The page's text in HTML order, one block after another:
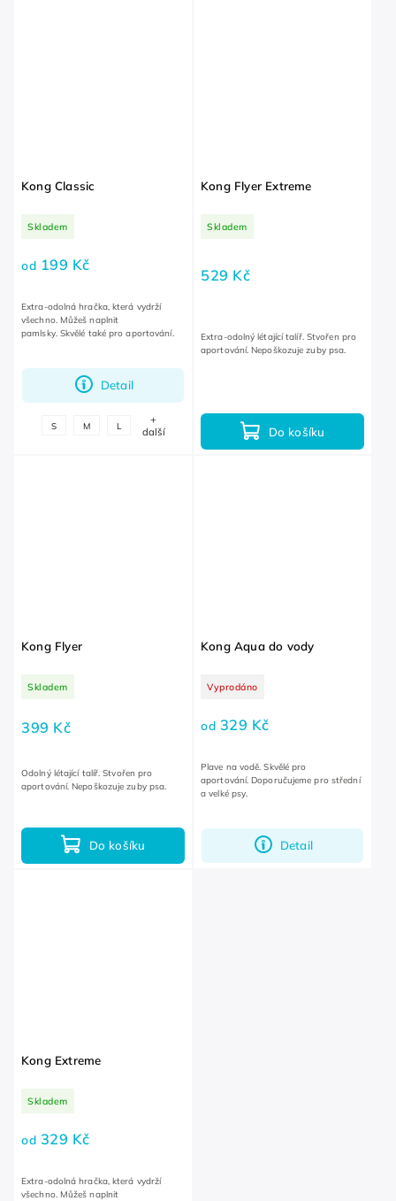
Kong Classic
Skladem
od 199 Kč
Detail
Extra-odolná hračka, která vydrží
všechno. Můžeš naplnit
pamlsky. Skvělé také pro aportování.
S M L
+
další
Kong Flyer Extreme
Skladem
529 Kč
Do košíku
Extra-odolný létající talíř. Stvořen pro
aportování. Nepoškozuje zuby psa.
Kong Flyer
Skladem
399 Kč
Do košíku
Odolný létající talíř. Stvořen pro
aportování. Nepoškozuje zuby psa.
Kong Aqua do vody
Vyprodáno
od 329 Kč
Detail
Plave na vodě. Skvělé pro
aportování. Doporučujeme pro střední
a velké psy.
Kong Extreme
Skladem
od 329 Kč
Extra-odolná hračka, která vydrží
všechno. Můžeš naplnit